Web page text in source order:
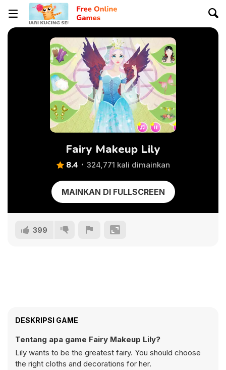
Fairy Makeup Lily
8.4 324,771 kali dimainkan
MAINKAN DI FULLSCREEN
399
DESKRIPSI GAME
Tentang apa game Fairy Makeup Lily?
Lily wants to be the greatest fairy. You should choose
the right cloths and decorations for her.